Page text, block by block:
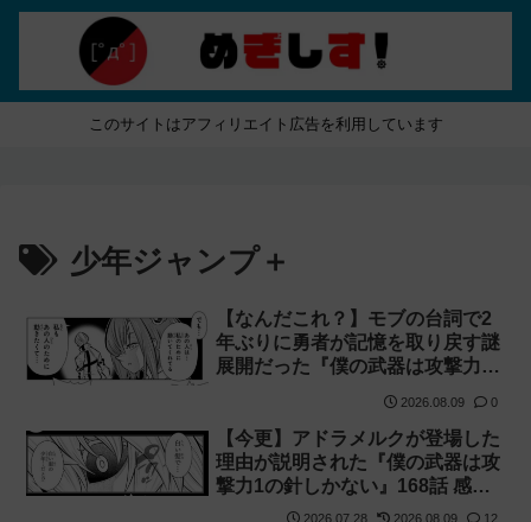
このサイトはアフィリエイト広告を利用しています
少年ジャンプ＋
【なんだこれ？】モブの台詞で2
年ぶりに勇者が記憶を取り戻す謎
展開だった『僕の武器は攻撃力1
2026.08.09 0
【今更】アドラメルクが登場した
理由が説明された『僕の武器は攻
撃力1の針しかない』168話 感想
【針太郎】2026.07.28 2026.08.09 12